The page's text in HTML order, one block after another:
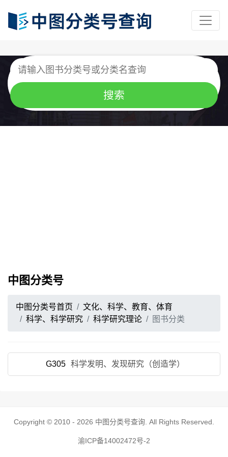
中图分类号
中图分类号首页
文化、科学、教育、体育
科学、科学研究
科学研究理论 图书分类
G305 科学发明、发现研究（创造学）
Copyright © 2010 - 2026 中图分类号查询 . All Rights Reserved.
渝ICP备14002472号-2